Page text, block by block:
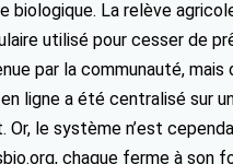
biologique. La relève
utilisé pour cesser de
par la communauté,
en ligne a été centralisé sur
Or, le système n’est
chaque ferme à son